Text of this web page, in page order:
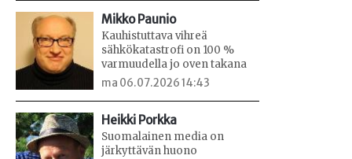
Mikko Paunio
Kauhistuttava vihreä
sähkökatastrofi on 100 %
varmuudella jo oven takana
ma 06.07.2026 14:43
Heikki Porkka
Suomalainen media on
järkyttävän huono